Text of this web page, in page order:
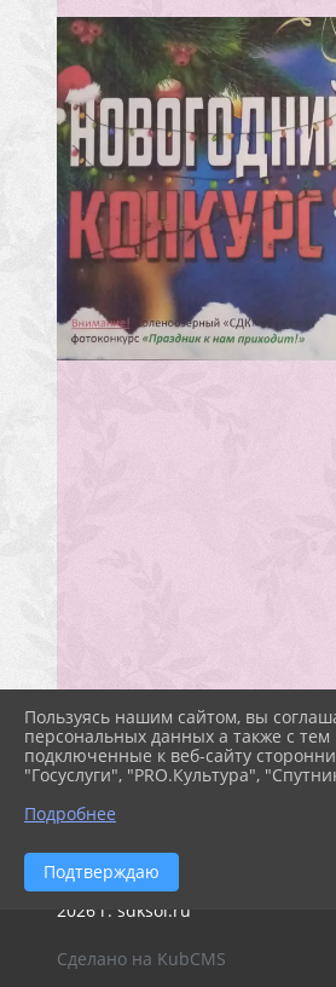
2026 г. sdksol.ru
Сделано на KubCMS
Пользуясь нашим сайтом, вы
персональных данных а также с
подключенные к веб-сайту
"Госуслуги", "PRO.Культура",
Подробнее
Подтверждаю